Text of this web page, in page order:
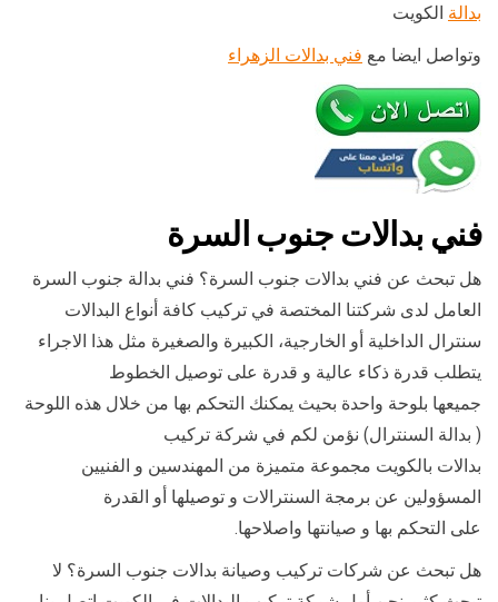
بدالة الكويت
وتواصل ايضا مع فني بدالات الزهراء
فني بدالات جنوب السرة
هل تبحث عن فني بدالات جنوب السرة؟ فني بدالة جنوب السرة
العامل لدى شركتنا المختصة في تركيب كافة أنواع البدالات
سنترال الداخلية أو الخارجية، الكبيرة والصغيرة مثل هذا الاجراء
يتطلب قدرة ذكاء عالية و قدرة على توصيل الخطوط
جميعها بلوحة واحدة بحيث يمكنك التحكم بها من خلال هذه اللوحة
( بدالة السنترال) نؤمن لكم في شركة تركيب
بدالات بالكويت مجموعة متميزة من المهندسين و الفنيين
المسؤولين عن برمجة السنترالات و توصيلها أو القدرة
على التحكم بها و صيانتها واصلاحها.
هل تبحث عن شركات تركيب وصيانة بدالات جنوب السرة؟ لا